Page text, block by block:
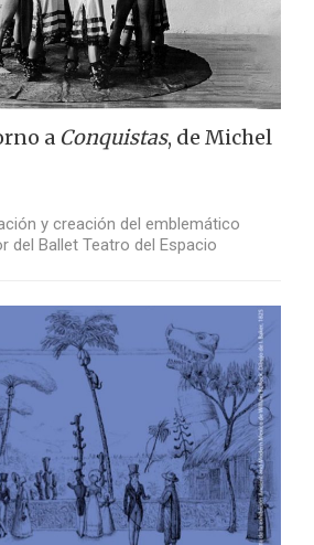
a Conquistas, de Michel
y creación del emblemático
del Ballet Teatro del Espacio